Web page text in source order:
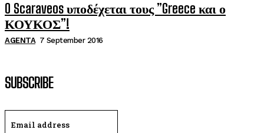
O Scaraveos υποδέχεται τους ”Greece και ο
ΚΟΥΚΟΣ”!
AGENTA 7 September 2016
SUBSCRIBE